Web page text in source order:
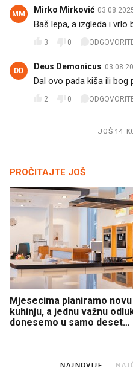
MM Mirko Mirković
Baš lepa, a izgleda i vrlo
3 0
DD Deus Demonicus
Dal ovo pada kiša ili bog
2 0
JOŠ 14
PROČITAJTE JOŠ
Mjesecima planiramo novu
kuhinju, a jednu važnu
donesemo u samo deset
NAJNOVIJE